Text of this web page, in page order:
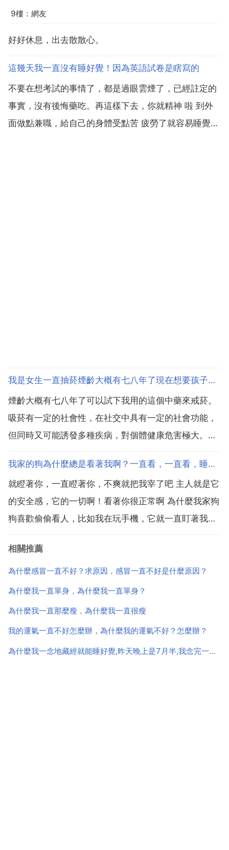
9樓：網友
好好休息，出去散散心。
這幾天我一直沒有睡好覺！因為英語試卷是瞎寫的
不要在想考試的事情了，都是過眼雲煙了，已經註定的
事實，沒有後悔藥吃。再這樣下去，你就精神 啦 到外
面做點兼職，給自己的身體受點苦 疲勞了就容易睡覺，
我是女生一直抽菸煙齡大概有七八年了現在想要孩子了請問要戒菸多久用不用吃些排毒的東西
煙齡大概有七八年了可以試下我用的這個中藥來戒菸。
吸菸有一定的社會性，在社交中具有一定的社會功能，
但同時又可能誘發多種疾病，對個體健康危害極大。也
調查，在工業發達的國家中有四分之一的癌症者，吸菸
的佔90 死於支氣管炎的，吸菸的佔75 死於心肌梗塞
者，吸菸...
我家的狗為什麼總是看著我啊？一直看，一直看，睡覺的時候一轉頭就在看我，醒來也在看，吃東西也看
就瞪著你，一直瞪著你，不爽就把我宰了吧 主人就是它
的安全感，它的一切啊！看著你很正常啊 為什麼我家狗
狗喜歡偷偷看人，比如我在玩手機，它就一直盯著我，
給他找個異性，它估計一天都不看你一眼 狗狗的想法你
幹嘛一定要知道尼 是的，它喜歡和你玩白 為什麼我一
直盯...
相關推薦
為什麼感冒一直不好？求原因，感冒一直不好是什麼原因？
為什麼我一直單身，為什麼我一直單身？
為什麼我一直那麼瘦，為什麼我一直很瘦
我的運氣一直不好怎麼辦，為什麼我的運氣不好？怎麼辦？
為什麼我一念地藏經就能睡好覺,昨天晚上是7月半,我念完一部地藏經睡不著,為什麼